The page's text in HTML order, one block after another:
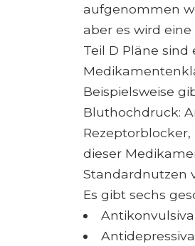
aufgenommen
aber es wird
Teil D Pläne
Beispielsweise
Bluthochdruck:
dieser
Standardnutzen
Es gibt sechs
Antidepressiva